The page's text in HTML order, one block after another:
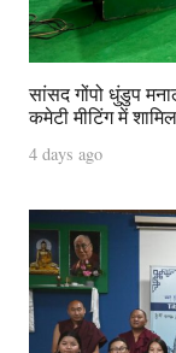
सांसद गोंपो धुंडुप
कमेटी मीटिंग में
4 days ago